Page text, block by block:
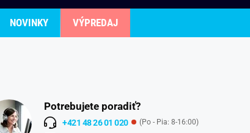
NOVINKY VÝPREDAJ
Potrebujete poradiť?
+421 48 26 01 020 (Po - Pia: 8-16:00)